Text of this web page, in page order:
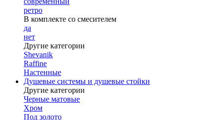
ретро
В комплекте со смесителем
да
нет
Другие категории
Shevanik
Raffine
Настенные
Душевые системы и душевые стойки
Другие категории
Черные матовые
Хром
Под золото